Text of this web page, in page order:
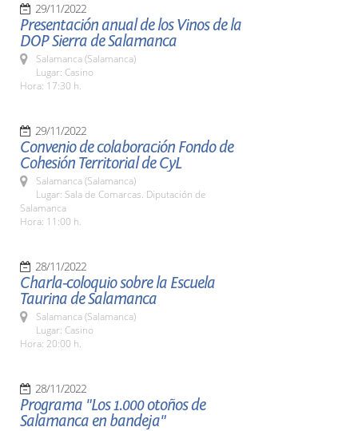
29/11/2022
Presentación anual de los Vinos de la
DOP Sierra de Salamanca
Salamanca (Salamanca)
Lugar: Casino
Hora: 17:30 h.
29/11/2022
Convenio de colaboración Fondo de
Cohesión Territorial de CyL
Salamanca (Salamanca)
Lugar: Sala de Comarcas. Diputación de
Salamanca
Hora: 11:00 h.
28/11/2022
Charla-coloquio sobre la Escuela
Taurina de Salamanca
Salamanca (Salamanca)
Lugar: Casino
Hora: 20:00 h.
28/11/2022
Programa "Los 1.000 otoños de
Salamanca en bandeja"